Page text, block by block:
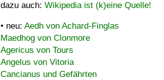
dazu auch: Wikipedia ist (k)eine Quelle!
• neu: Aedh von Achard-Finglas
Maedhog von Clonmore
Agericus von Tours
Angelus von Vitoria
Cancianus und Gefährten